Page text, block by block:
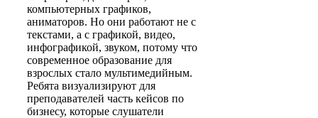
компьютерных графиков,
аниматоров. Но они работают не с
текстами, а с графикой, видео,
инфографикой, звуком, потому что
современное образование для
взрослых стало мультимедийным.
Ребята визуализируют для
преподавателей часть кейсов по
бизнесу, которые слушатели